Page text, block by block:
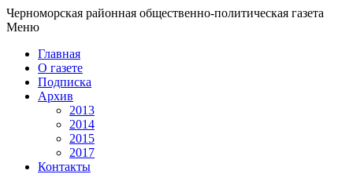
Черноморская районная общественно-политическая газета
Меню
Главная
О газете
Подписка
Архив
2013
2014
2015
2017
Контакты